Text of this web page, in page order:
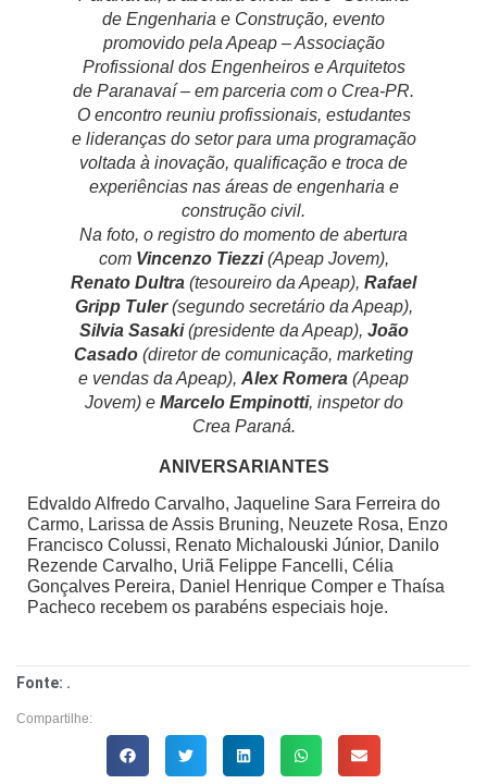
de Engenharia e Construção, evento
promovido pela Apeap – Associação
Profissional dos Engenheiros e Arquitetos
de Paranavaí – em parceria com o Crea-PR.
O encontro reuniu profissionais, estudantes
e lideranças do setor para uma programação
voltada à inovação, qualificação e troca de
experiências nas áreas de engenharia e
construção civil.
Na foto, o registro do momento de abertura
com Vincenzo Tiezzi(Apeap Jovem),
Renato Dultra (tesoureiro da Apeap), Rafael
Gripp Tuler(segundo secretário da Apeap),
Silvia Sasaki(presidente da Apeap), João
Casado (diretor de comunicação, marketing
e vendas da Apeap), Alex Romera (Apeap
Jovem) e Marcelo Empinotti, inspetor do
Crea Paraná.
ANIVERSARIANTES
Edvaldo Alfredo Carvalho, Jaqueline Sara Ferreira do
Carmo, Larissa de Assis Bruning, Neuzete Rosa, Enzo
Francisco Colussi, Renato Michalouski Júnior, Danilo
Rezende Carvalho, Uriã Felippe Fancelli, Célia
Gonçalves Pereira, Daniel Henrique Comper e Thaísa
Pacheco recebem os parabéns especiais hoje.
Fonte: .
Compartilhe: